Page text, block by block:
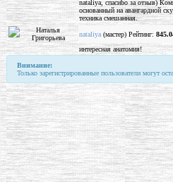
nataliya, спасиbо за отзыв)
основанный на авангардной
техника смешанная.
nataliya (мастер) Рейтинг:
интересная анатомия!
Внимание:
Только зарегистрированные пользователи могут